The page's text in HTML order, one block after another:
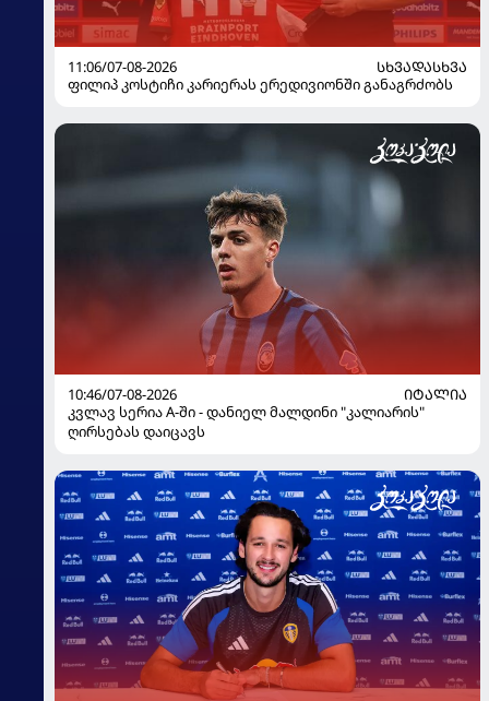
11:06/07-08-2026
ᲡᲮᲕᲐᲓᲐᲡᲮᲕᲐ
ფილიპ კოსტიჩი კარიერას ერედივიონში განაგრძობს
10:46/07-08-2026
ᲘᲢᲐᲚᲘᲐ
კვლავ სერია A-ში - დანიელ მალდინი "კალიარის"
ღირსებას დაიცავს